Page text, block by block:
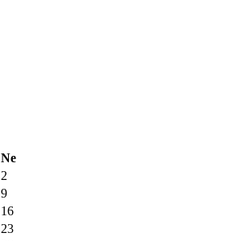
Ne
2
9
16
23